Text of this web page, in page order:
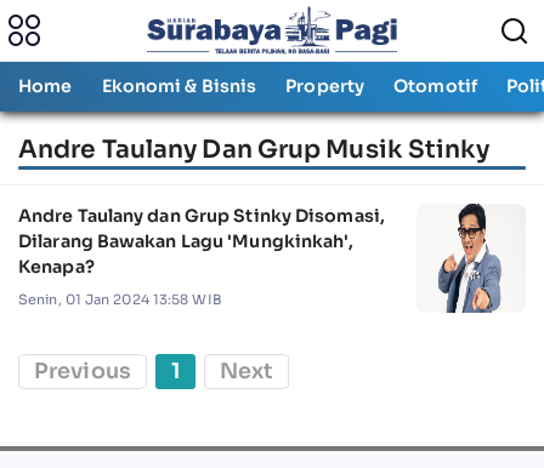
Home Ekonomi & Bisnis Property Otomotif
Andre Taulany Dan Grup Musik Stinky
Andre Taulany dan Grup Stinky Disomasi,
Dilarang Bawakan Lagu 'Mungkinkah',
Kenapa?
Senin, 01 Jan 2024 13:58 WIB
Previous 1 Next